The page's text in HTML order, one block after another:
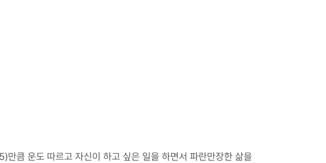
큼 운도 따르고 자신이 하고 싶은 일을 하면서 파란만장한 삶을